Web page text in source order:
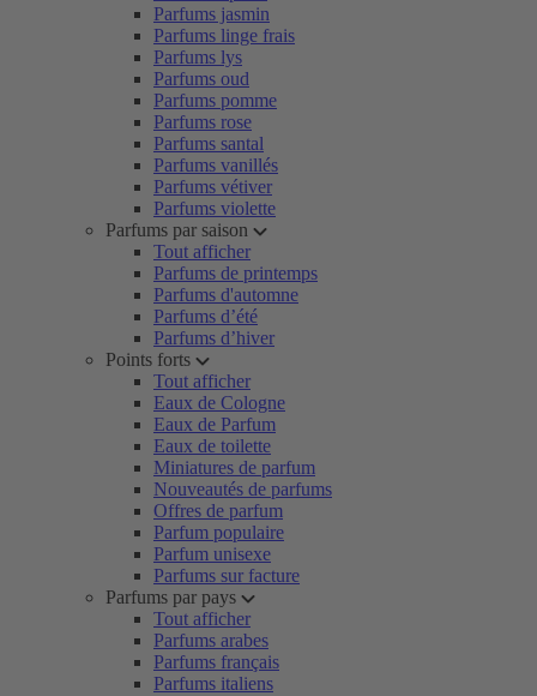
Parfums jasmin
Parfums linge frais
Parfums lys
Parfums oud
Parfums pomme
Parfums rose
Parfums santal
Parfums vanillés
Parfums vétiver
Parfums violette
Parfums par saison
Tout afficher
Parfums de printemps
Parfums d'automne
Parfums d’été
Parfums d’hiver
Points forts
Tout afficher
Eaux de Cologne
Eaux de Parfum
Eaux de toilette
Miniatures de parfum
Nouveautés de parfums
Offres de parfum
Parfum populaire
Parfum unisexe
Parfums sur facture
Parfums par pays
Tout afficher
Parfums arabes
Parfums français
Parfums italiens